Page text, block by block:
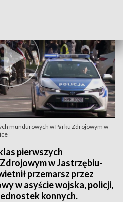
mundurowych w Parku Zdrojowym w
pierwszych
w Jastrzębiu-
przemarsz przez
w asyście wojska, policji,
konnych.